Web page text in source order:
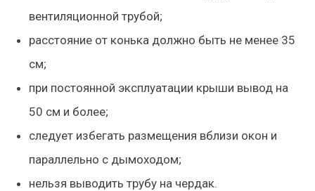
вентиляционной трубой;
расстояние от конька должно быть не менее 35
см;
при постоянной эксплуатации крыши вывод на
50 см и более;
следует избегать размещения вблизи окон и
параллельно с дымоходом;
нельзя выводить трубу на чердак.